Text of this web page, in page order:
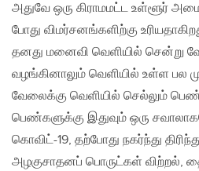
அதுவே ஒரு கிராமமட்ட உள்ளூர்
போது விமர்சனங்களிற்கு
தனது மனைவி வெளியில் சென்று
வழங்கினாலும் வெளியில் உள்ள
வேலைக்கு வெளியில் செல்லும்
பெண்களுக்கு இதுவும் ஒரு
கொவிட்-19, தற்போது நகர்ந்து
அழகுசாதனப் பொருட்கள் விற்றல்,